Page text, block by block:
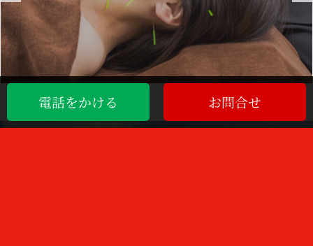
電話をかける お問合せ